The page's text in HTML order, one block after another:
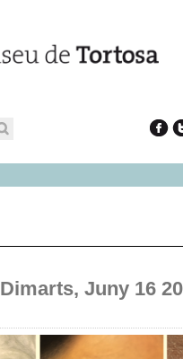
Dimarts, Juny 16